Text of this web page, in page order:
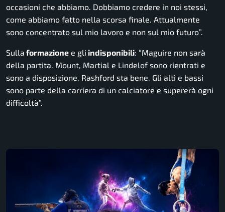
occasioni che abbiamo. Dobbiamo credere in noi stessi,
come abbiamo fatto nella scorsa finale. Attualmente
sono concentrato sul mio lavoro e non sul mio futuro”.
Sulla formazione e gli indisponibili: “Maguire non sarà
della partita. Mount, Martial e Lindelof sono rientrati e
sono a disposizione. Rashford sta bene. Gli alti e bassi
sono parte della carriera di un calciatore e supererà ogni
difficoltà”.